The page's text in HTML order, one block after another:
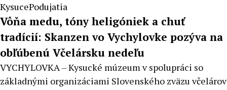
KysucePodujatia
Vôňa medu, tóny heligóniek a chuť
tradícií: Skanzen vo Vychylovke pozýva na
obľúbenú Včelársku nedeľu
VYCHYLOVKA – Kysucké múzeum v spolupráci so
základnými organizáciami Slovenského zväzu včelárov